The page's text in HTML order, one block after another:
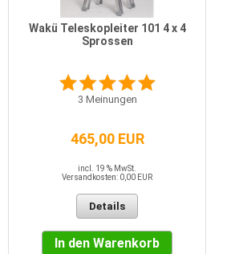
Wakü Teleskopleiter 101 4 x 4
Sprossen
3 Meinungen
465,00 EUR
incl. 19 % MwSt.
Versandkosten: 0,00 EUR
Details
In den Warenkorb